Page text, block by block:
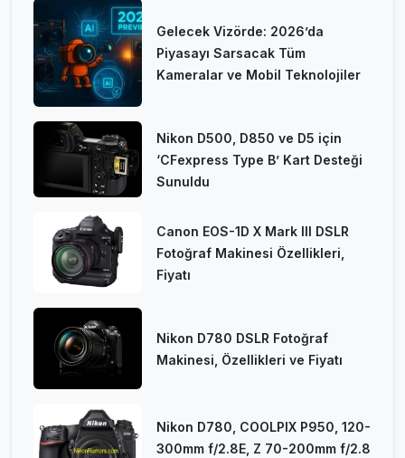
Gelecek Vizörde: 2026’da
Piyasayı Sarsacak Tüm
Kameralar ve Mobil Teknolojiler
Nikon D500, D850 ve D5 için
‘CFexpress Type B’ Kart Desteği
Sunuldu
Canon EOS-1D X Mark III DSLR
Fotoğraf Makinesi Özellikleri,
Fiyatı
Nikon D780 DSLR Fotoğraf
Makinesi, Özellikleri ve Fiyatı
Nikon D780, COOLPIX P950, 120-
300mm f/2.8E, Z 70-200mm f/2.8